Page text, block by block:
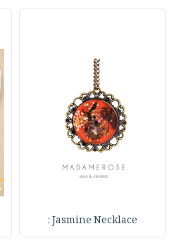
Jasmine Necklace :